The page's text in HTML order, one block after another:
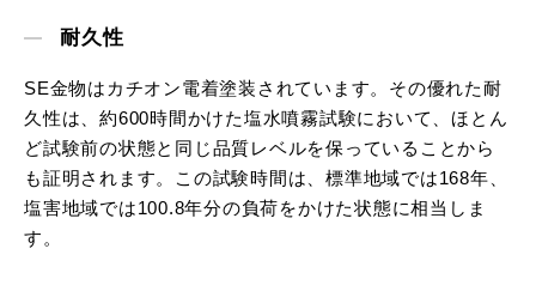
耐久性
SE金物はカチオン電着塗装されています。その優れた耐
久性は、約600時間かけた塩水噴霧試験において、ほとん
ど試験前の状態と同じ品質レベルを保っていることから
も証明されます。この試験時間は、標準地域では168年、
塩害地域では100.8年分の負荷をかけた状態に相当しま
す。